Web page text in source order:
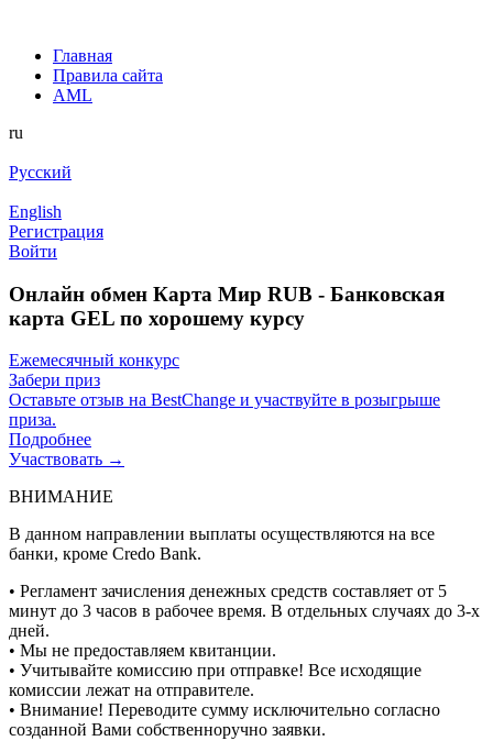
Главная
Правила сайта
AML
ru
Русский
English
Регистрация
Войти
Онлайн обмен Карта Мир RUB - Банковская
карта GEL по хорошему курсу
Ежемесячный конкурс
Забери приз
Оставьте отзыв на BestChange и участвуйте в розыгрыше
приза.
Подробнее
Участвовать →
ВНИМАНИЕ
В данном направлении выплаты осуществляются на все
банки, кроме Credo Bank.
• Регламент зачисления денежных средств составляет от 5
минут до 3 часов в рабочее время. В отдельных случаях до 3-х
дней.
• Мы не предоставляем квитанции.
• Учитывайте комиссию при отправке! Все исходящие
комиссии лежат на отправителе.
• Внимание! Переводите сумму исключительно согласно
созданной Вами собственноручно заявки.